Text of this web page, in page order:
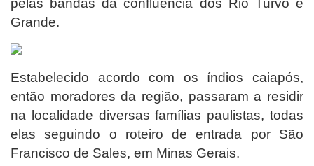
pelas bandas da confluência dos Rio Turvo e
Grande.
Estabelecido acordo com os índios caiapós,
então moradores da região, passaram a residir
na localidade diversas famílias paulistas, todas
elas seguindo o roteiro de entrada por São
Francisco de Sales, em Minas Gerais.